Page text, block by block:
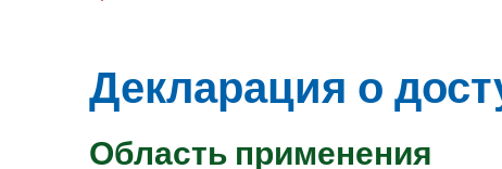
Декларация о
Область применения